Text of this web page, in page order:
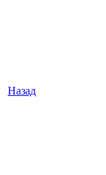
Назад